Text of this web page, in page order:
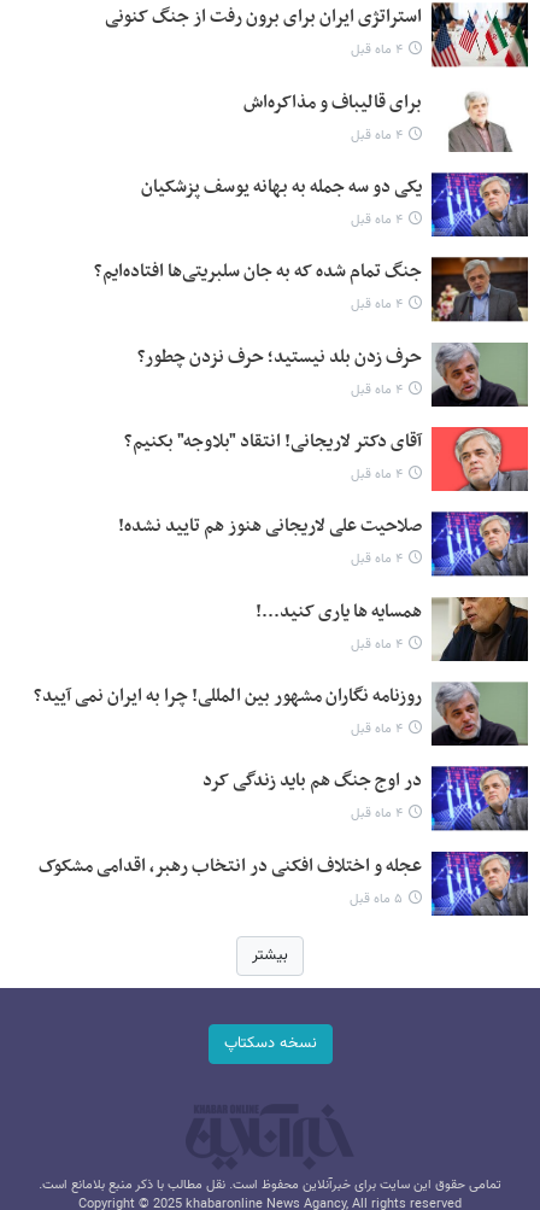
استراتژی ایران برای برون رفت از جنگ کنونی
۴ ماه قبل
برای قالیباف و مذاکره‌اش
۴ ماه قبل
یکی دو سه جمله به بهانه یوسف پزشکیان
۴ ماه قبل
جنگ تمام شده که به جان سلبریتی‌ها افتاده‌ایم؟
۴ ماه قبل
حرف زدن بلد نیستید؛ حرف نزدن چطور؟
۴ ماه قبل
آقای دکتر لاریجانی! انتقاد "بلاوجه" بکنیم؟
۴ ماه قبل
صلاحیت علی لاریجانی هنوز هم تایید نشده!
۴ ماه قبل
همسایه ها یاری کنید...!
۴ ماه قبل
روزنامه نگاران مشهور بین المللی! چرا به ایران نمی آیید؟
۴ ماه قبل
در اوج جنگ هم باید زندگی کرد
۴ ماه قبل
عجله و اختلاف افکنی در انتخاب رهبر، اقدامی مشکوک
۵ ماه قبل
بیشتر
نسخه دسکتاپ
تمامی حقوق این سایت برای خبرآنلاین محفوظ است. نقل مطالب با ذکر منبع بلامانع است.
Copyright © 2025 khabaronline News Agancy, All rights reserved